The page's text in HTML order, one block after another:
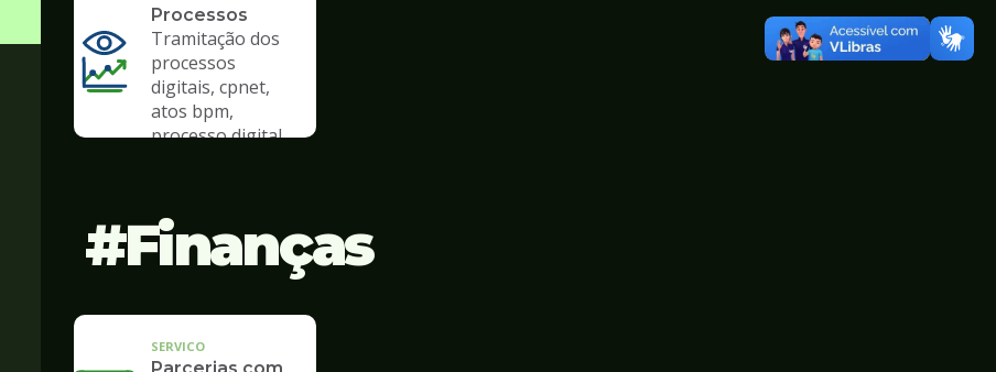
Processos
Tramitação dos
processos
digitais, cpnet,
atos bpm,
processo digital
Finanças
SERVICO